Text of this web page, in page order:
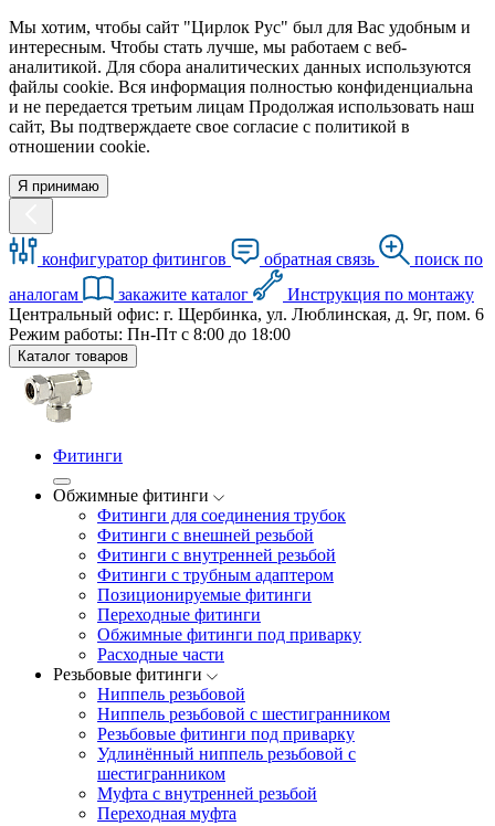
Мы хотим, чтобы сайт "Цирлок Рус" был для Вас удобным и
интересным. Чтобы стать лучше, мы работаем с веб-
аналитикой. Для сбора аналитических данных используются
файлы cookie. Вся информация полностью конфиденциальна
и не передается третьим лицам Продолжая использовать наш
сайт, Вы подтверждаете свое согласие с политикой в
отношении cookie.
Я принимаю
конфигуратор фитингов обратная связь
поиск по
аналогам
закажите каталог
Инструкция по монтажу
Центральный офис: г. Щербинка, ул. Люблинская, д. 9г, пом. 6
Режим работы: Пн-Пт с 8:00 до 18:00
Каталог товаров
Фитинги
Обжимные фитинги
Фитинги для соединения трубок
Фитинги с внешней резьбой
Фитинги с внутренней резьбой
Фитинги с трубным адаптером
Позиционируемые фитинги
Переходные фитинги
Обжимные фитинги под приварку
Расходные части
Резьбовые фитинги
Ниппель резьбовой
Ниппель резьбовой с шестигранником
Резьбовые фитинги под приварку
Удлинённый ниппель резьбовой с
шестигранником
Муфта с внутренней резьбой
Переходная муфта